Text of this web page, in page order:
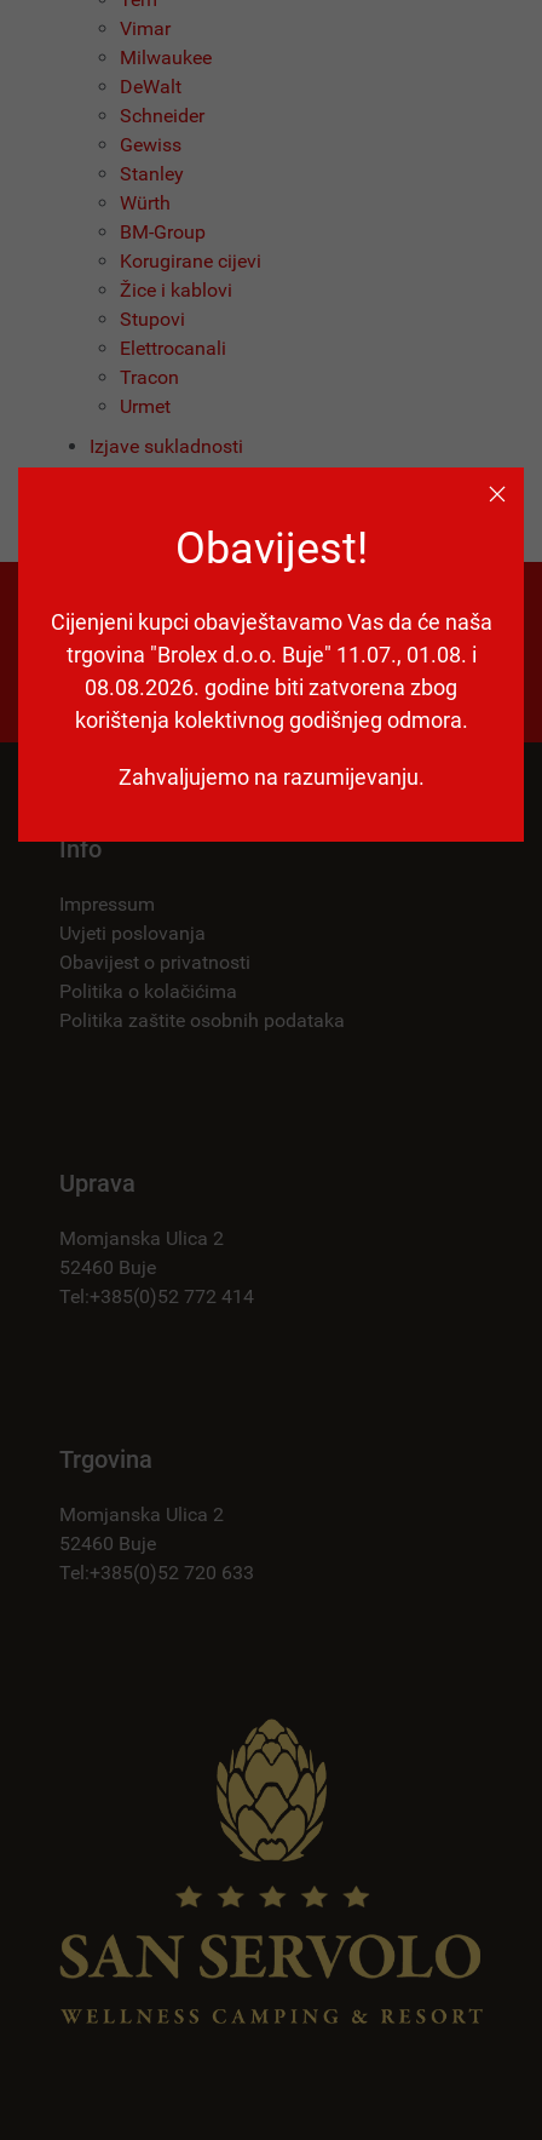
Vimar
Milwaukee
DeWalt
Schneider
Gewiss
Stanley
Würth
BM-Group
Korugirane cijevi
Žice i kablovi
Stupovi
Elettrocanali
Tracon
Urmet
Izjave sukladnosti
Radno vrijeme!
PON-PET: 08:00-15:00
SUB: 08:00-12:00
Nedjeljom i praznicima zatvoreno!
Info
Impressum
Uvjeti poslovanja
Obavijest o privatnosti
Politika o kolačićima
Politika zaštite osobnih podataka
Uprava
Momjanska Ulica 2
52460 Buje
Tel:+385(0)52 772 414
Trgovina
Momjanska Ulica 2
52460 Buje
Tel:+385(0)52 720 633
Obavijest!
Cijenjeni kupci obavještavamo Vas da će naša
trgovina "Brolex d.o.o. Buje" 11.07., 01.08. i
08.08.2026. godine biti zatvorena zbog
korištenja kolektivnog godišnjeg odmora.
Zahvaljujemo na razumijevanju.